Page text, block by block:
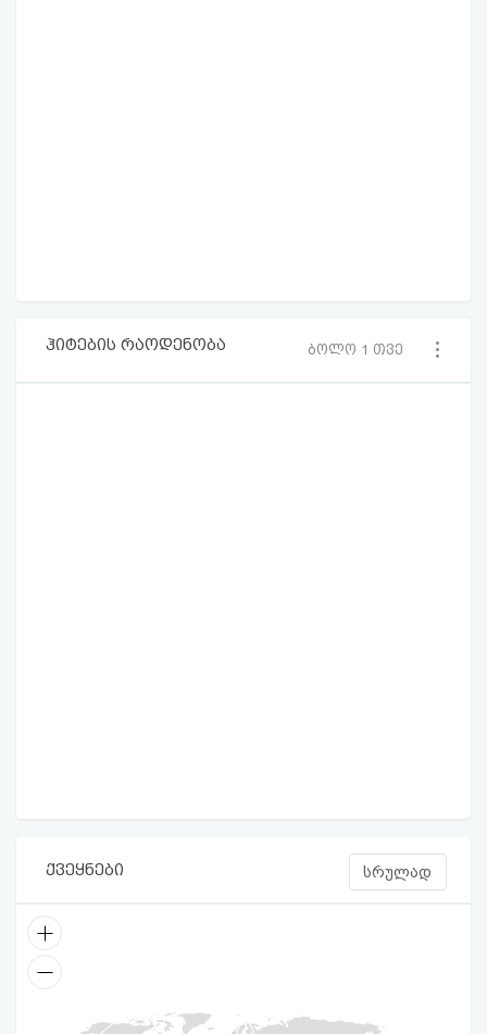
ჰიტების რაოდენობა ბოლო 1 თვე
ქვეყნები სრულად